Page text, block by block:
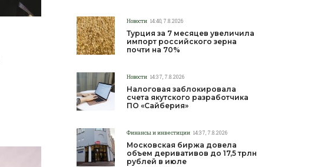
Новости 14:40, 7.8.2026
Турция за 7 месяцев увеличила
импорт российского зерна
почти на 70%
Новости 14:37, 7.8.2026
Налоговая заблокировала
счета якутского разработчика
ПО «Сайберия»
Финансы и инвестиции 14:37, 7.8.2026
Московская биржа довела
объем деривативов до 17,5 трлн
рублей в июле